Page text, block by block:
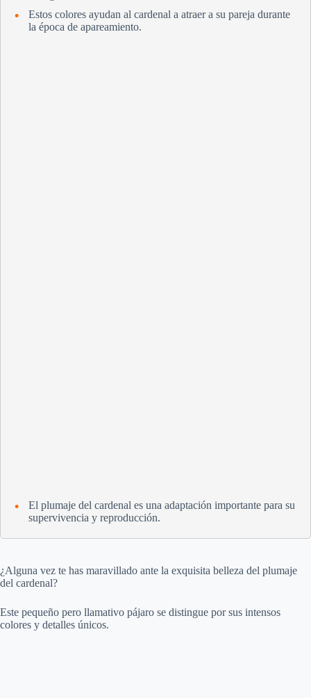
Estos colores ayudan al cardenal a atraer a su pareja durante
la época de apareamiento.
El plumaje del cardenal es una adaptación importante para su
supervivencia y reproducción.
¿Alguna vez te has maravillado ante la exquisita belleza del plumaje
del cardenal?
Este pequeño pero llamativo pájaro se distingue por sus intensos
colores y detalles únicos.